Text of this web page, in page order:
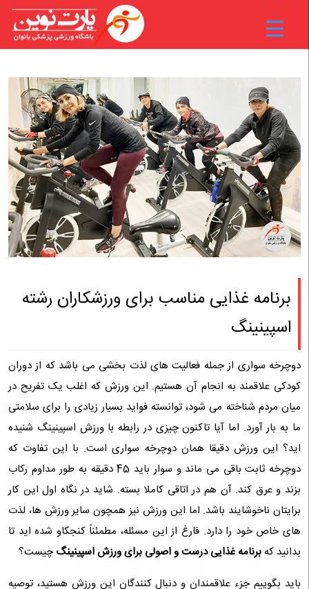
برنامه غذایی مناسب برای ورزشکاران رشته
اسپینینگ
دوچرخه سواری از جمله فعالیت های لذت بخشی می باشد که از دوران
کودکی علاقمند به انجام آن هستیم. این ورزش که اغلب یک تفریح در
میان مردم شناخته می شود، توانسته فواید بسیار زیادی را برای سلامتی
ما به بار آورد. اما آیا تاکنون چیزی در رابطه با ورزش اسپینینگ شنیده
اید؟ این ورزش دقیقا همان دوچرخه سواری است. با این تفاوت که
دوچرخه ثابت باقی می ماند و سوار باید 45 دقیقه به طور مداوم رکاب
بزند و عرق کند. آن هم در اتاقی کاملا بسته. شاید در نگاه اول این کار
برایتان ناخوشایند باشد. اما این ورزش نیز همچون سایر ورزش ها، لذت
های خاص خود را دارد. فارغ از این مسئله، مطمئناً کنجکاو شده اید تا
بدانید کهبرنامه غذایی درست و اصولی برای ورزش اسپینینگچیست؟
باید بگوییم جزء علاقمندان و دنبال کنندگان این ورزش هستید، توصیه